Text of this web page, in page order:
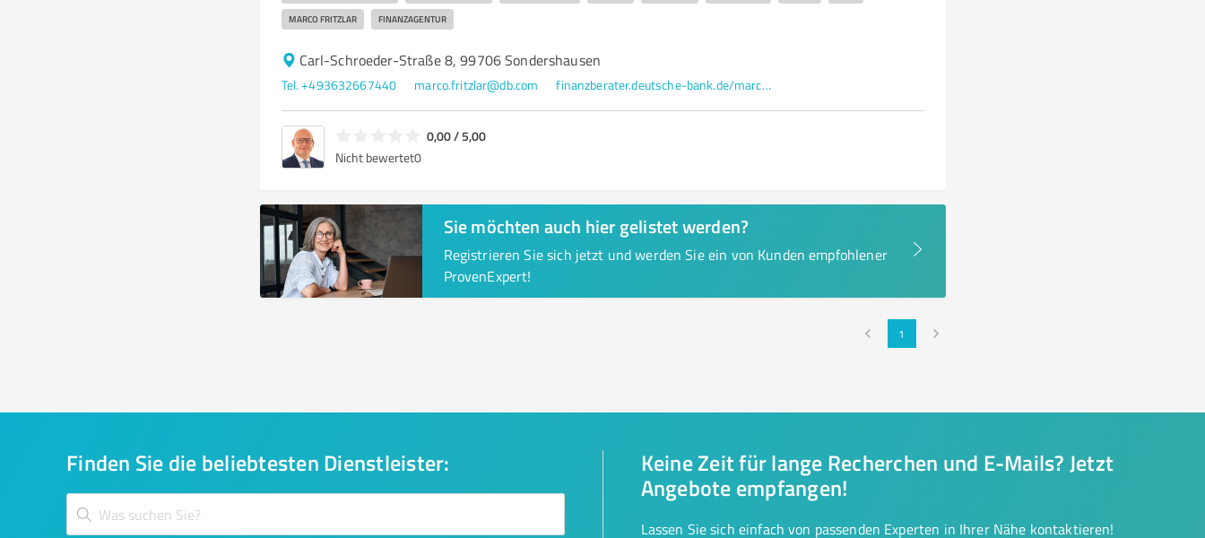
MARCO FRITZLAR FINANZAGENTUR
Carl-Schroeder-Straße 8, 99706 Sondershausen
Tel. +493632667440 marco.fritzlar@db.com finanzberater.deutsche-bank.de/marco.fritzlar_sondershausen.html
0,00 / 5,00
Nicht bewertet0
Sie möchten auch hier gelistet werden?
Registrieren Sie sich jetzt und werden Sie ein von Kunden empfohlener
ProvenExpert!
1
Finden Sie die beliebtesten Dienstleister:
Keine Zeit für lange Recherchen und E-Mails? Jetzt
Angebote empfangen!
Lassen Sie sich einfach von passenden Experten in Ihrer Nähe kontaktieren!